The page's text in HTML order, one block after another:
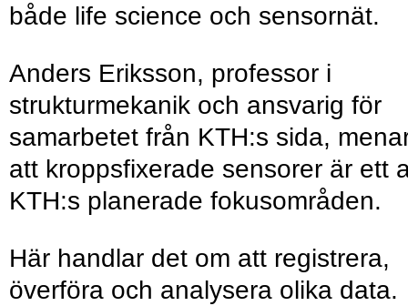
både life science och sensornät.
Anders Eriksson, professor i
strukturmekanik och ansvarig för
samarbetet från KTH:s sida,
att kroppsfixerade sensorer är ett
KTH:s planerade fokusområden.
Här handlar det om att registrera,
överföra och analysera olika data.